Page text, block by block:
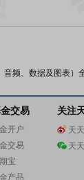
频、数据及图表